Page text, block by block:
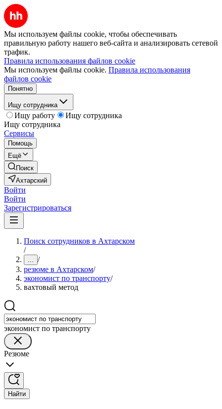
Мы используем файлы cookie, чтобы обеспечивать
правильную работу нашего веб-сайта и анализировать сетевой
трафик.
Правила использования файлов cookie
Мы используем файлы cookie. Правила использования
файлов cookie
Понятно
Ищу сотрудника
Ищу работу
Ищу сотрудника
Ищу сотрудника
Сервисы
Помощь
Ещё
Поиск
Ахтарский
Войти
Войти
Зарегистрироваться
Поиск сотрудников в Ахтарском
/
... /
резюме в Ахтарском/
экономист по транспорту/
вахтовый метод
экономист по транспорту
Резюме
Найти